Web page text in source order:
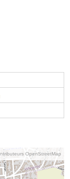
OpenStreetMap